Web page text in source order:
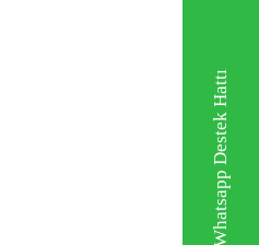
Whatsapp Destek Hattı